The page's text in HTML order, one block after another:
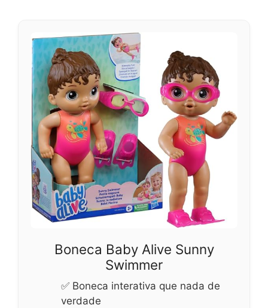
Boneca Baby Alive Sunny
Swimmer
✅ Boneca interativa que nada de
verdade